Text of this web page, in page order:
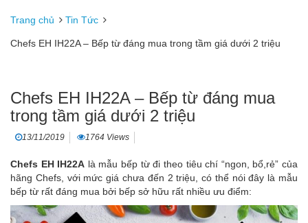
Trang chủ Tin Tức
Chefs EH IH22A – Bếp từ đáng mua trong tầm giá dưới 2 triệu
Chefs EH IH22A – Bếp từ đáng mua
trong tầm giá dưới 2 triệu
13/11/2019 1764 Views
Chefs EH IH22A là mẫu bếp từ đi theo tiêu chí “ngon, bổ,rẻ” của
hãng Chefs, với mức giá chưa đến 2 triệu, có thể nói đây là mẫu
bếp từ rất đáng mua bởi bếp sở hữu rất nhiều ưu điểm: